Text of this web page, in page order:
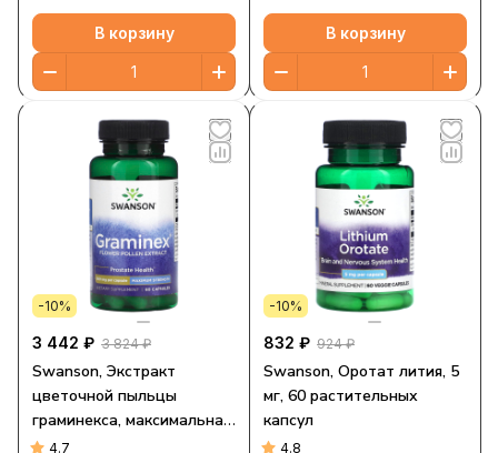
В корзину В корзину
-10%
3 442 ₽ 3 824 ₽
Swanson, Экстракт
цветочной пыльцы
граминекса, максимальная
эффективность, 500 мг, 60
4.7
-10%
832 ₽ 924 ₽
Swanson, Оротат лития, 5
мг, 60 растительных
капсул
4.8